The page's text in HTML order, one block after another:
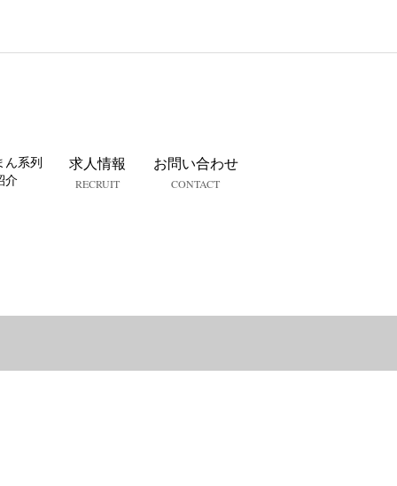
ん系列
介
求人情報
RECRUIT
お問い合わせ
CONTACT